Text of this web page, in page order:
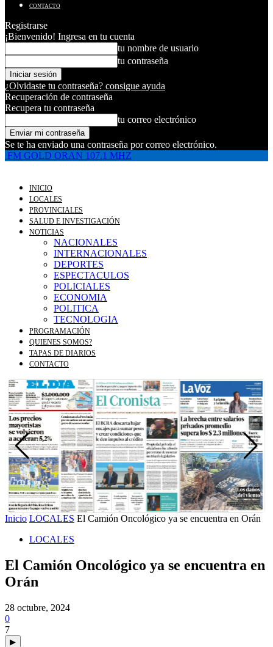
CONTACTO
Registrarse
¡Bienvenido! Ingresa en tu cuenta
tu nombre de usuario
tu contraseña
¿Olvidaste tu contraseña? consigue ayuda
Recuperación de contraseña
Recupera tu contraseña
tu correo electrónico
Se te ha enviado una contraseña por correo electrónico.
FM GOLD ORAN 107.1 MHZ
INICIO
LOCALES
PROVINCIALES
SALUD E INVESTIGACIÓN
NOTICIAS
NACIONALES
INTERNACIONALES
DEPORTES
ESPECTACULOS
POLICIALES
ECONOMIA
POLITICA
TECNOLOGIA
PROGRAMACIÓN
QUIENES SOMOS?
TAPAS DE DIARIOS
CONTACTO
Inicio LOCALES El Camión Oncológico ya se encuentra en Orán
LOCALES
El Camión Oncológico ya se encuentra en
Orán
28 octubre, 2024
0
7
▶